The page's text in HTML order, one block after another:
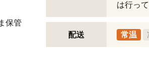
保管
は行っ
配送 常温